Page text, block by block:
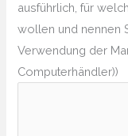
ausführlich, für
wollen und nennen
Verwendung der
Computerhändler))